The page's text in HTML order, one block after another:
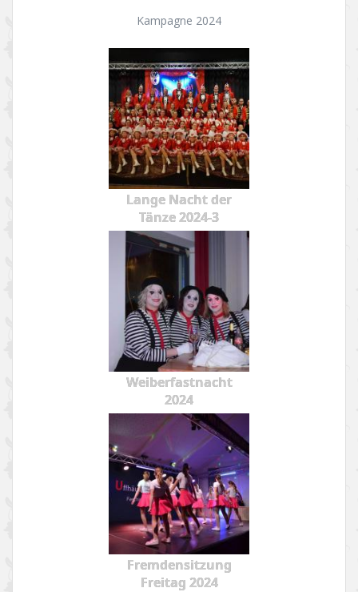
Kampagne 2024
Lange Nacht der
Tänze 2024-3
Weiberfastnacht
2024
Fremdensitzung
Freitag 2024